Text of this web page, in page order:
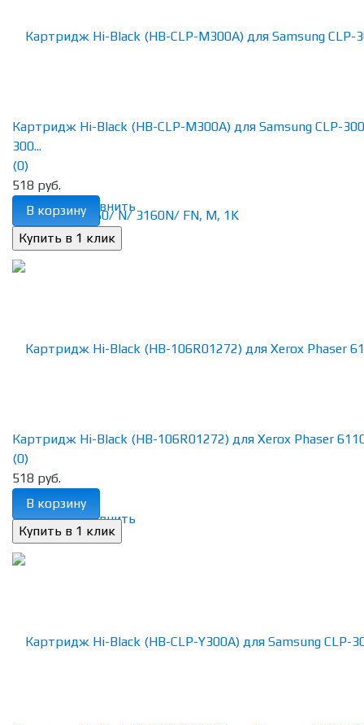
избранное сравнить
Картридж Hi-Black (HB-CLP-M300A) для Samsung CLP-
300...
(0)
518 руб.
В корзину
избранное сравнить
Картридж Hi-Black (HB-106R01272) для Xerox Phaser
(0)
518 руб.
В корзину